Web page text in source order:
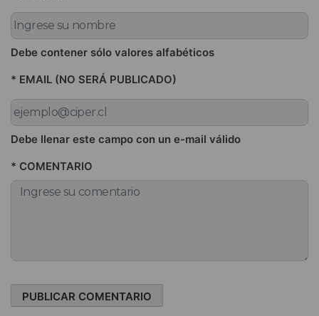
Debe contener sólo valores alfabéticos
* EMAIL (NO SERÁ PUBLICADO)
Debe llenar este campo con un e-mail válido
* COMENTARIO